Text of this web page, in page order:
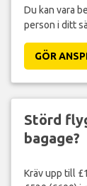
Du kan vara
person i ditt
GÖR
Störd
bagage?
Kräv upp till